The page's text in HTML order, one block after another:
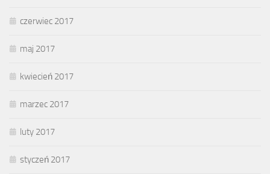
czerwiec 2017
maj 2017
kwiecień 2017
marzec 2017
luty 2017
styczeń 2017